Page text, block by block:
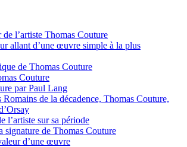
de l’artiste Thomas Couture
allant d’une œuvre simple à la plus
de Thomas Couture
Couture
par Paul Lang
Romains de la décadence, Thomas Couture,
l’artiste sur sa période
signature de Thomas Couture
d’une œuvre